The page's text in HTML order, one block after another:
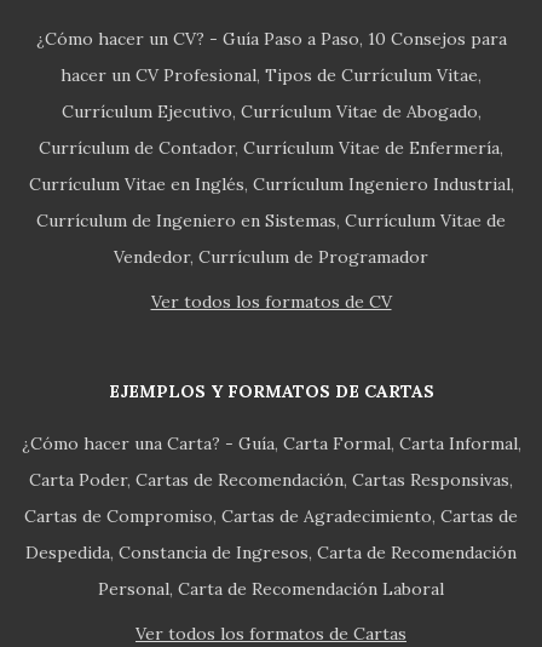
¿Cómo hacer un CV? - Guía Paso a Paso 10 Consejos para
hacer un CV Profesional Tipos de Currículum Vitae
Currículum Ejecutivo Currículum Vitae de Abogado
Currículum de Contador Currículum Vitae de Enfermería
Currículum Vitae en Inglés Currículum Ingeniero Industrial
Currículum de Ingeniero en Sistemas Currículum Vitae de
Vendedor Currículum de Programador
Ver todos los formatos de CV
EJEMPLOS Y FORMATOS DE CARTAS
¿Cómo hacer una Carta? - Guía Carta Formal Carta Informal
Carta Poder Cartas de Recomendación Cartas Responsivas
Cartas de Compromiso Cartas de Agradecimiento Cartas de
Despedida Constancia de Ingresos Carta de Recomendación
Personal Carta de Recomendación Laboral
Ver todos los formatos de Cartas